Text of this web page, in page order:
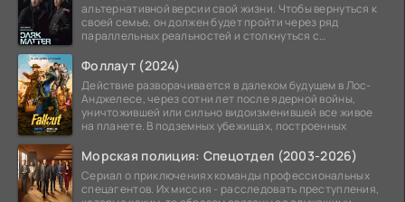
альтернативной версии свой жизни. Чтобы вернуться к
своей семье, он должен будет пройти через ряд
параллельных реальностей и столкнуться с
Фоллаут (2024)
Действие разворачивается в далеком будущем в Лос-
Анджелесе, через сотни лет после ядерной войны,
уничтожившей или сильно видоизменившей все живое
на планете. В подземных убежищах, построенных
Морская полиция: Спецотдел (2003-2026)
Сериал о приключениях команды профессиональных
спецагентов. Их миссия - расследовать преступления,